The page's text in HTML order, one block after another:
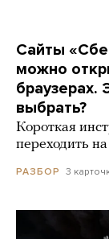
Сайты
можно
браузерах.
выбрать?
Короткая
переходить
РАЗБОР 3